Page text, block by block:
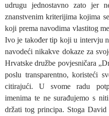
udrugu jednostavno zato jer
znanstvenim kriterijima kojima
koji prema navodima vlastitog
Ivo je također tip koji u intervju
navodeći nikakve dokaze za
Hrvatske družbe povjesničara
poslu transparentno, koristeći
citirajući. U svome radu
imenima te ne surađujemo s
držati tog principa. Stoga